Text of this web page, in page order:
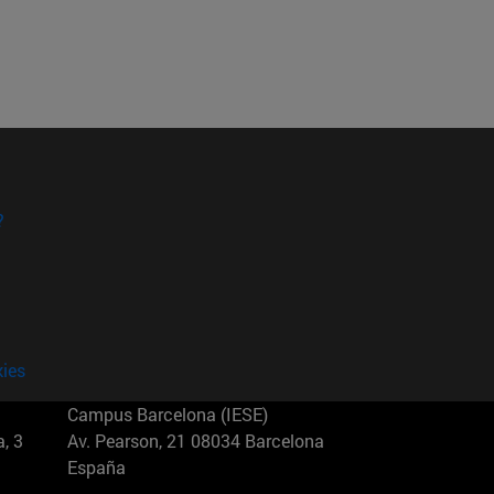
3
Campus Barcelona (IESE)
Av. Pearson, 21 08034 Barcelona
España